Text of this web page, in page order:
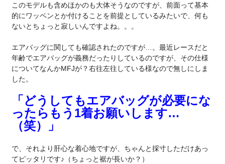
このモデルも含めほかのも大体そうなのですが、前面って基本
的にワッペンとか付けることを前提としているみたいで、何も
ないとちょっと寂しいんですよね。。。
エアバッグに関しても確認されたのですが…。最近レースだと
年齢でエアバッグが義務だったりしているのですが、その仕様
についてなんかMFJが？右往左往している様なので無しにしま
した。
「どうしてもエアバッグが必要にな
ったらもう1着お願いします…
（笑）」
で、それより肝心な着心地ですが、ちゃんと採寸しただけあっ
てピッタリです♪（ちょっと裾が長いか？）